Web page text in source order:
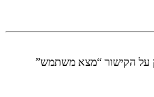
על הקישור “מצא משתמש”